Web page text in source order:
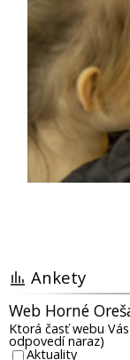
Ankety
Web Horné
Ktorá časť webu
odpovedí naraz)
Aktuality